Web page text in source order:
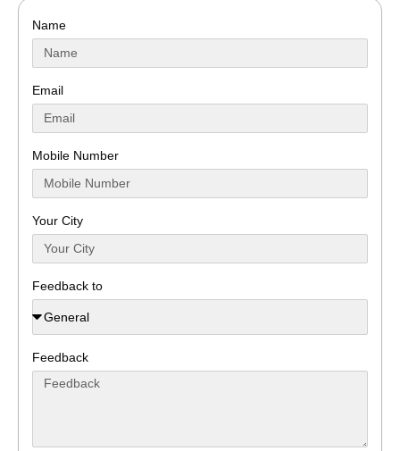
Name
Email
Mobile Number
Your City
Feedback to
Feedback